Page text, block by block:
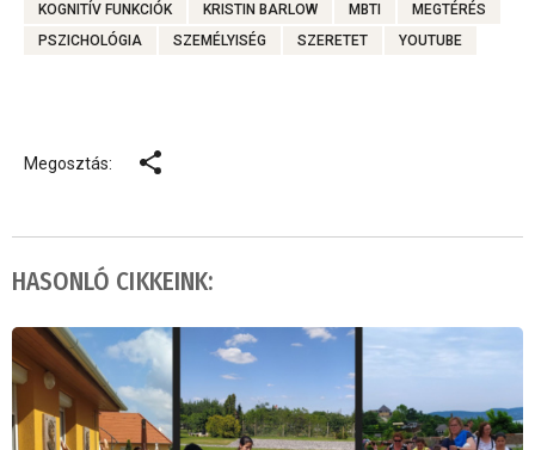
KOGNITÍV FUNKCIÓK
KRISTIN BARLOW MBTI
MEGTÉRÉS
PSZICHOLÓGIA
SZEMÉLYISÉG SZERETET YOUTUBE
Megosztás:
HASONLÓ CIKKEINK: